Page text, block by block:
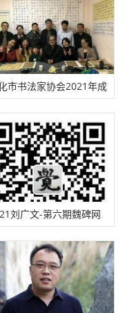
市书法家协会2021年成
法培训班招生简章
刘广文-第六期魏碑网
（大字、中楷）